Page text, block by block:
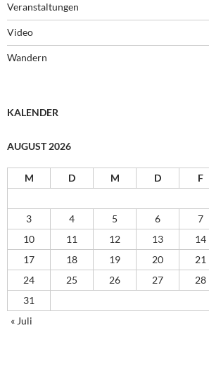
Veranstaltungen
Video
Wandern
KALENDER
AUGUST 2026
M D M D F
3
4 5 6 7
10
11 12 13 14
17
18 19 20 21
24
25 26 27 28
31
« Juli